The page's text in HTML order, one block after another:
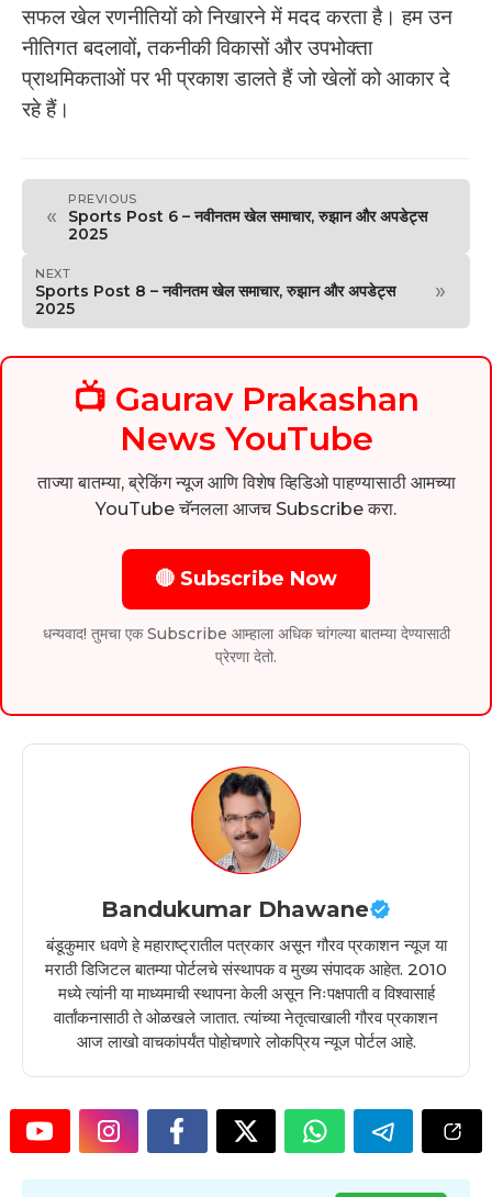
सफल खेल रणनीतियों को निखारने में मदद करता है। हम उन
नीतिगत बदलावों, तकनीकी विकासों और उपभोक्ता
प्राथमिकताओं पर भी प्रकाश डालते हैं जो खेलों को आकार दे
रहे हैं।
«
PREVIOUS
Sports Post 6 – नवीनतम खेल समाचार, रुझान और अपडेट्स
2025
NEXT
Sports Post 8 – नवीनतम खेल समाचार, रुझान और अपडेट्स
2025
»
📺 Gaurav Prakashan
News YouTube
ताज्या बातम्या, ब्रेकिंग न्यूज आणि विशेष व्हिडिओ पाहण्यासाठी आमच्या
YouTube चॅनलला आजच Subscribe करा.
🔴 Subscribe Now
धन्यवाद! तुमचा एक Subscribe आम्हाला अधिक चांगल्या बातम्या देण्यासाठी
प्रेरणा देतो.
Bandukumar Dhawane
बंडूकुमार धवणे हे महाराष्ट्रातील पत्रकार असून गौरव प्रकाशन न्यूज या
मराठी डिजिटल बातम्या पोर्टलचे संस्थापक व मुख्य संपादक आहेत. 2010
मध्ये त्यांनी या माध्यमाची स्थापना केली असून निःपक्षपाती व विश्वासार्ह
वार्तांकनासाठी ते ओळखले जातात. त्यांच्या नेतृत्वाखाली गौरव प्रकाशन
आज लाखो वाचकांपर्यंत पोहोचणारे लोकप्रिय न्यूज पोर्टल आहे.